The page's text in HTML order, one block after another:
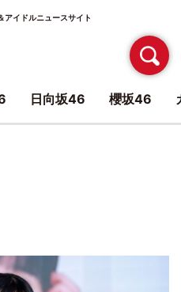
アイドルニュースサイト
日向坂46 櫻坂46